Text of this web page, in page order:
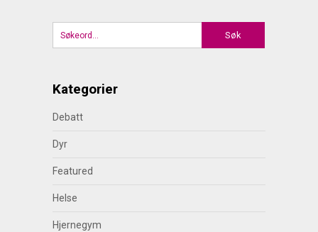
Kategorier
Debatt
Dyr
Featured
Helse
Hjernegym